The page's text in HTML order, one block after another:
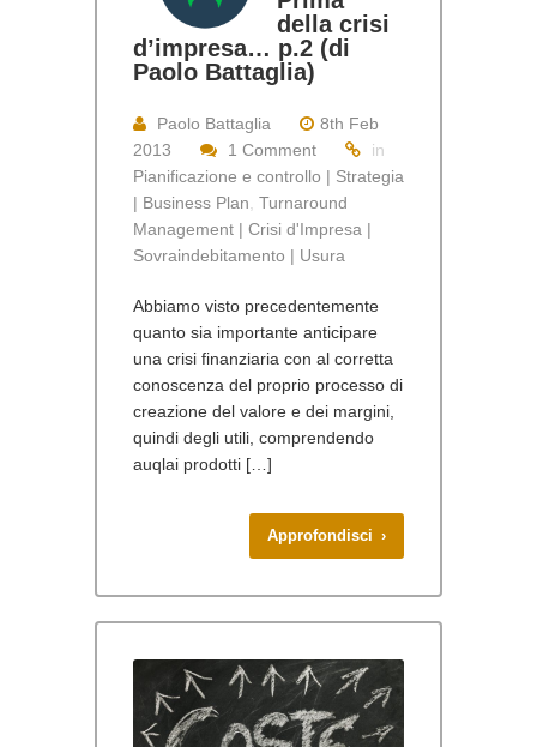
della crisi
d’impresa… p.2 (di
Paolo Battaglia)
Paolo Battaglia
8th Feb
2013
1 Comment
in
Pianificazione e controllo | Strategia
| Business Plan Turnaround
Management | Crisi d'Impresa |
Sovraindebitamento | Usura
Abbiamo visto precedentemente
quanto sia importante anticipare
una crisi finanziaria con al corretta
conoscenza del proprio processo di
creazione del valore e dei margini,
quindi degli utili, comprendendo
auqlai prodotti […]
Approfondisci ›